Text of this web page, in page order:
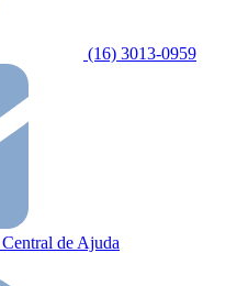
(16) 3013-0959
Central de Ajuda